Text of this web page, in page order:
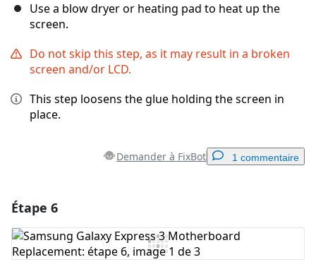
Use a blow dryer or heating pad to heat up the
screen.
Do not skip this step, as it may result in a broken
screen and/or LCD.
This step loosens the glue holding the screen in
place.
Demander à FixBot 1 commentaire
Ajouter un commentaire
Étape 6